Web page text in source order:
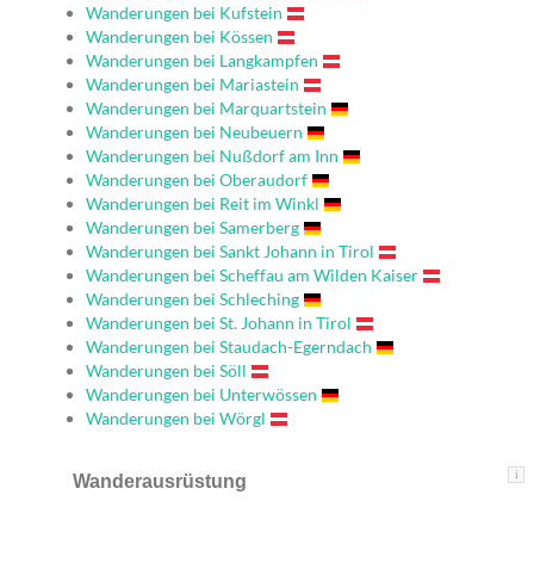
Wanderungen bei Kufstein
Wanderungen bei Kössen
Wanderungen bei Langkampfen
Wanderungen bei Mariastein
Wanderungen bei Marquartstein
Wanderungen bei Neubeuern
Wanderungen bei Nußdorf am Inn
Wanderungen bei Oberaudorf
Wanderungen bei Reit im Winkl
Wanderungen bei Samerberg
Wanderungen bei Sankt Johann in Tirol
Wanderungen bei Scheffau am Wilden Kaiser
Wanderungen bei Schleching
Wanderungen bei St. Johann in Tirol
Wanderungen bei Staudach-Egerndach
Wanderungen bei Söll
Wanderungen bei Unterwössen
Wanderungen bei Wörgl
i
Wanderausrüstung